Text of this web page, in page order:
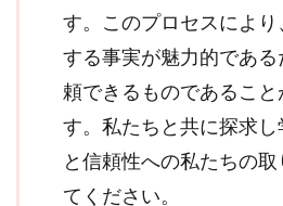
す。このプロセスによ
する事実が魅力的であ
頼できるものであること
す。私たちと共に探求
と信頼性への私たちの
てください。